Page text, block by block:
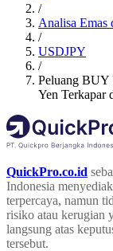
/
Analisa Emas
/
USDJPY
/
Peluang BUY
Yen Terkapar
QuickPro.co.id
Indonesia
terpercaya, namun
risiko atau kerugian
langsung atas
tersebut.